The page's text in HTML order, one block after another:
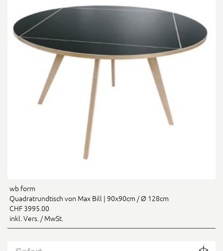
wb form
Quadratrundtisch von Max Bill | 90x90cm / Ø 128cm
CHF 3995.00
inkl. Vers. / MwSt.